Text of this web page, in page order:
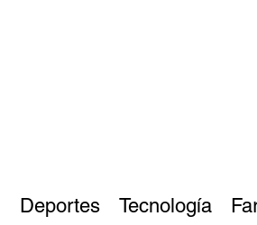
Deportes Tecnología